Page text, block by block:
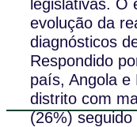
legislativas. O
evolução da
diagnósticos
Respondido
país, Angola e
distrito com
(26%)